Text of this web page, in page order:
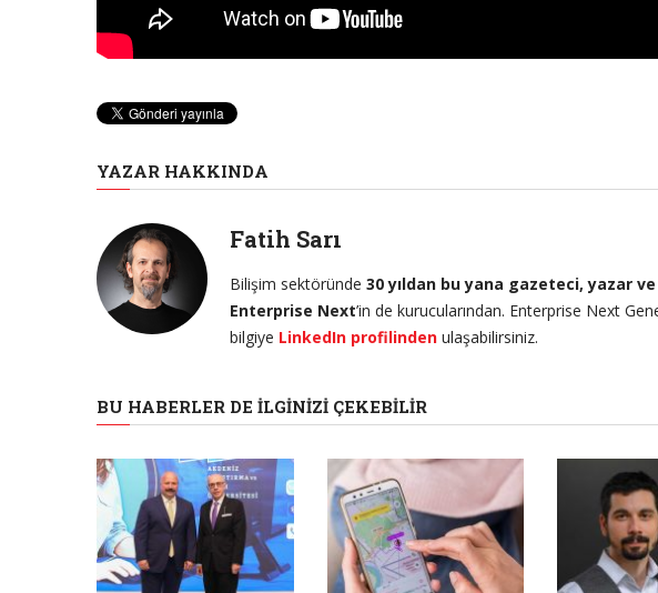
YAZAR HAKKINDA
Fatih Sarı
Bilişim sektöründe 30 yıldan bu yana gazeteci, yazar ve
Enterprise Next’in de kurucularından. Enterprise Next
bilgiye LinkedIn profilinden ulaşabilirsiniz.
BU HABERLER DE İLGINIZI ÇEKEBILIR